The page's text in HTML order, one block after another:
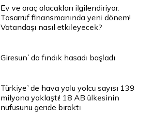
Ev ve araç alacakları ilgilendiriyor:
Tasarruf finansmanında yeni dönem!
Vatandaşı nasıl etkileyecek?
Giresun`da fındık hasadı başladı
Türkiye`de hava yolu yolcu sayısı 139
milyona yaklaştı! 18 AB ülkesinin
nüfusunu geride bıraktı